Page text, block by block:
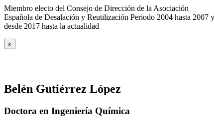
Miembro electo del Consejo de Dirección de la Asociación
Española de Desalación y Reutilización Periodo 2004 hasta 2007 y
desde 2017 hasta la actualidad
x
Belén Gutiérrez López
Doctora en Ingeniería Química